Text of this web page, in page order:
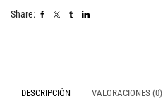
Share:
DESCRIPCIÓN VALORACIONES (0)